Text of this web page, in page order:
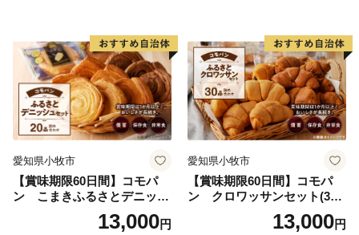
愛知県小牧市
【賞味期限60日間】コモパ
ン こまきふるさとデニッシ
ュセット（20個入り）／災害
用備蓄 保存食 非常食 防災グ
13,000円
愛知県小牧市
【賞味期限60日間】コモパ
ン クロワッサンセット(30
個入り)／災害用備蓄 保存食
非常食 防災グッズにも
13,000円